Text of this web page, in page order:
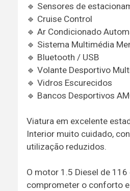
🔹 Sensores de
🔹 Cruise Control
🔹 Ar Condicionado
🔹 Sistema Multimédia
🔹 Bluetooth / USB
🔹 Volante Desportivo
🔹 Vidros Escurecidos
🔹 Bancos Desportivos
Viatura em excelente
Interior muito cuidado,
utilização reduzidos.
O motor 1.5 Diesel de
comprometer o conforto